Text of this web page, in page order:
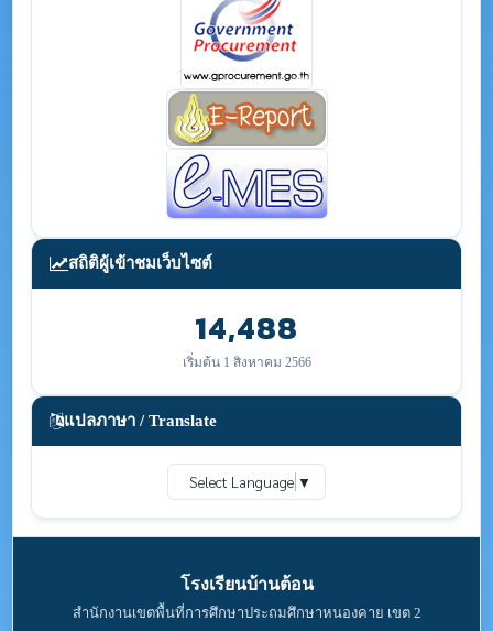
สถิติผู้เข้าชมเว็บไซต์
14,488
เริ่มต้น 1 สิงหาคม 2566
แปลภาษา / Translate
Select Language ▼
โรงเรียนบ้านต้อน
สำนักงานเขตพื้นที่การศึกษาประถมศึกษาหนองคาย เขต 2